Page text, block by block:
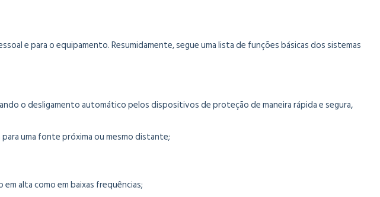
e para o equipamento. Resumidamente, segue uma lista de funções básicas dos sistemas
o desligamento automático pelos dispositivos de proteção de maneira rápida e segura,
uma fonte próxima ou mesmo distante;
alta como em baixas frequências;